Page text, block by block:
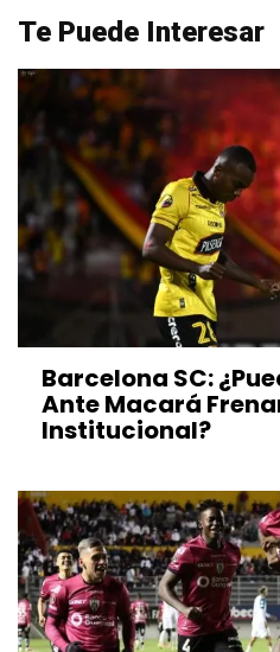
Te Puede Interesar
Barcelona SC:
Ante Macará
Institucional?